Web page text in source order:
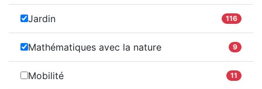
Jardin 116
Mathématiques avec la nature 9
Mobilité 11